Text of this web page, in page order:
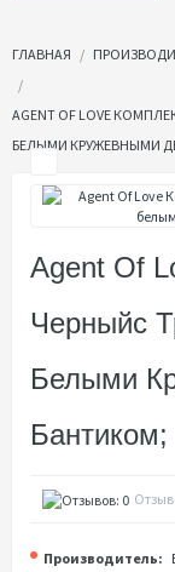
ГЛАВНАЯ
AGENT OF LOVE
БЕЛЫМИ КРУЖЕВНЫМИ
Agent Of
Черныйс
Белыми
Бантиком;
Производитель: